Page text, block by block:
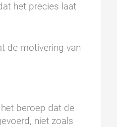
het precies laat
de motivering van
beroep dat de
niet zoals